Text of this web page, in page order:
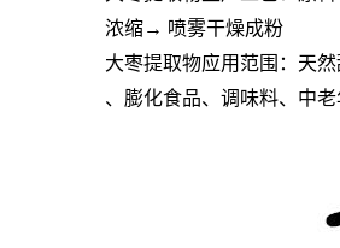
浓缩→ 喷雾干燥成粉
大枣提取物应用范围：天
、膨化食品、调味料、中